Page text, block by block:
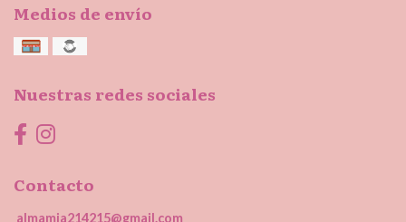
Medios de envío
Nuestras redes sociales
Contacto
almamia214215@gmail.com